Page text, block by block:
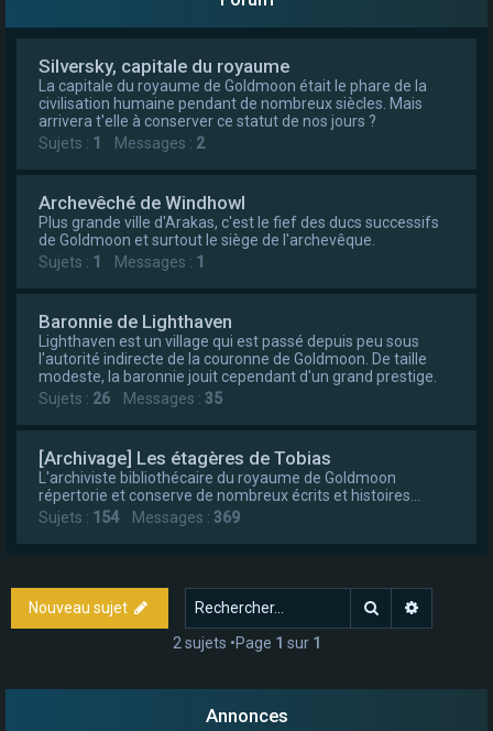
Silversky, capitale du royaume
La capitale du royaume de Goldmoon était le phare de la
civilisation humaine pendant de nombreux siècles. Mais
arrivera t'elle à conserver ce statut de nos jours ?
Sujets : 1 Messages : 2
Archevêché de Windhowl
Plus grande ville d'Arakas, c'est le fief des ducs successifs
de Goldmoon et surtout le siège de l'archevêque.
Sujets : 1 Messages : 1
Baronnie de Lighthaven
Lighthaven est un village qui est passé depuis peu sous
l'autorité indirecte de la couronne de Goldmoon. De taille
modeste, la baronnie jouit cependant d'un grand prestige.
Sujets : 26 Messages : 35
[Archivage] Les étagères de Tobias
L'archiviste bibliothécaire du royaume de Goldmoon
répertorie et conserve de nombreux écrits et histoires...
Sujets : 154Messages : 369
Nouveau sujet Rechercher
2 sujets •Page 1 sur 1
Annonces